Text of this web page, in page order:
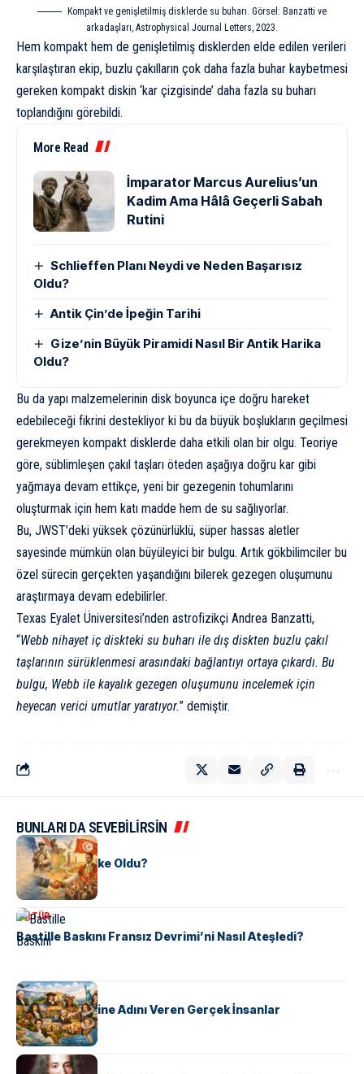
Kompakt ve genişletilmiş disklerde su buharı. Görsel: Banzatti ve
arkadaşları, Astrophysical Journal Letters, 2023.
Hem kompakt hem de genişletilmiş disklerden elde edilen verileri
karşılaştıran ekip, buzlu çakılların çok daha fazla buhar kaybetmesi
gereken kompakt diskin ‘kar çizgisinde’ daha fazla su buharı
toplandığını görebildi.
More Read
İmparator Marcus Aurelius’un
Kadim Ama Hâlâ Geçerli Sabah
Rutini
Schlieffen Planı Neydi ve Neden Başarısız
Oldu?
Antik Çin’de İpeğin Tarihi
Gize’nin Büyük Piramidi Nasıl Bir Antik Harika
Oldu?
Bu da yapı malzemelerinin disk boyunca içe doğru hareket
edebileceği fikrini destekliyor ki bu da büyük boşlukların geçilmesi
gerekmeyen kompakt disklerde daha etkili olan bir olgu. Teoriye
göre, süblimleşen çakıl taşları öteden aşağıya doğru kar gibi
yağmaya devam ettikçe, yeni bir gezegenin tohumlarını
oluşturmak için hem katı madde hem de su sağlıyorlar.
Bu, JWST’deki yüksek çözünürlüklü, süper hassas aletler
sayesinde mümkün olan büyüleyici bir bulgu. Artık gökbilimciler bu
özel sürecin gerçekten yaşandığını bilerek gezegen oluşumunu
araştırmaya devam edebilirler.
Texas Eyalet Üniversitesi’nden astrofizikçi Andrea Banzatti,
“Webb nihayet iç diskteki su buharı ile dış diskten buzlu çakıl
taşlarının sürüklenmesi arasındaki bağlantıyı ortaya çıkardı. Bu
bulgu, Webb ile kayalık gezegen oluşumunu incelemek için
heyecan verici umutlar yaratıyor.” demiştir.
BUNLARI DA SEVEBİLİRSİN
KÜLTÜR
Tunus Nasıl Ülke Oldu?
KÜLTÜR
Bastille Baskını Fransız Devrimi’ni Nasıl Ateşledi?
KÜLTÜR
ABD Eyaletlerine Adını Veren Gerçek İnsanlar
KÜLTÜR